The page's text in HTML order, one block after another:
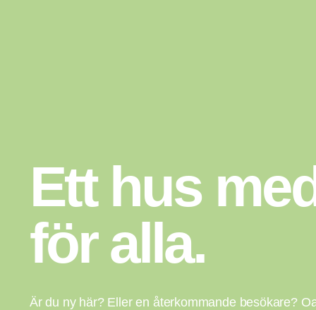
Ett hus
för alla.
Är du ny här? Eller en återkommande besökare?